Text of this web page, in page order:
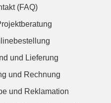
(FAQ)
und Lieferung
und Rechnung
und Reklamation